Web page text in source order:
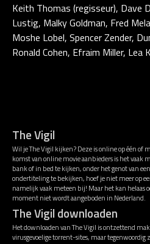
Keith Thomas (regisseur), Dave
Lustig, Malky Goldman, Fred
Moshe Lobel, Spencer Zender,
Ronald Cohen, Efraim Miller, Lea
The Vigil
Wil je The Vigil kijken? Deze is online op één of
komst van online movie aanbieders is het vaak
bank of in bed te kijken, onder het genot van
ondertiteling te bekijken, hoef je niet meer op
namelijk vaak meteen bij! Maar het kan helaas
moment niet wordt aangeboden in Nederland.
The Vigil downloaden
Het downloaden van The Vigil is ontzettend
virusgevoelige torrent-sites, maar tegenwoordig